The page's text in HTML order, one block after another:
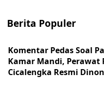
Berita Populer
Komentar Pedas Soal
Kamar Mandi, Perawat
Cicalengka Resmi